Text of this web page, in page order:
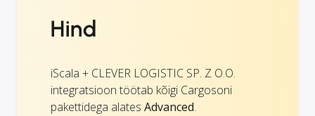
Hind
iScala + CLEVER LOGISTIC SP. Z O.O.
integratsioon töötab kõigi Cargosoni
pakettidega alates Advanced.